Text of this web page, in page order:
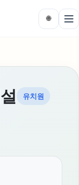
🌐
유치원